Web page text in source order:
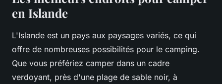
en Islande
L'Islande est un pays aux paysages variés, ce qui
offre de nombreuses possibilités pour le camping.
Que vous préfériez camper dans un cadre
verdoyant, près d'une plage de sable noir, à